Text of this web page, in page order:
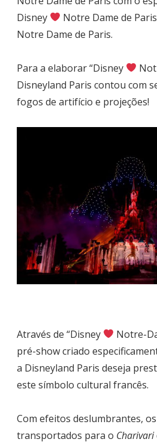
Disney
Notre Dame de
Notre Dame de Paris.
Para a elaborar “Disney
Disneyland Paris contou com
fogos de artifício e projeções!
Através de “Disney
Notre-
pré-show criado
a Disneyland Paris deseja
este símbolo cultural francês.
Com efeitos deslumbrantes,
transportados para o Charivari